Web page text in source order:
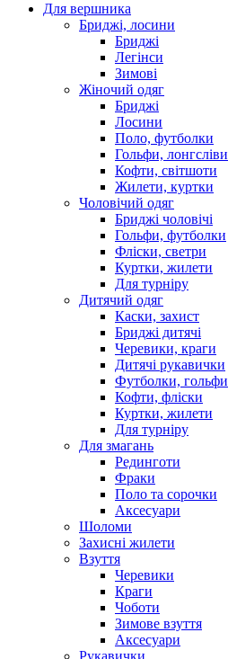
Для вершника
Бриджі, лосини
Бриджі
Легінси
Зимові
Жіночий одяг
Бриджі
Лосини
Поло, футболки
Гольфи, лонгсліви
Кофти, світшоти
Жилети, куртки
Чоловічий одяг
Бриджі чоловічі
Гольфи, футболки
Фліски, светри
Куртки, жилети
Для турніру
Дитячий одяг
Каски, захист
Бриджі дитячі
Черевики, краги
Дитячі рукавички
Футболки, гольфи
Кофти, фліски
Куртки, жилети
Для турніру
Для змагань
Рединготи
Фраки
Поло та сорочки
Аксесуари
Шоломи
Захисні жилети
Взуття
Черевики
Краги
Чоботи
Зимове взуття
Аксесуари
Рукавички